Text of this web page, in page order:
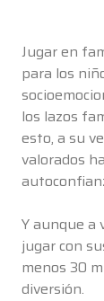
Jugar en
para los
los lazos
esto, a su
valorados
Y aunque a
jugar con
menos 30
diversión.